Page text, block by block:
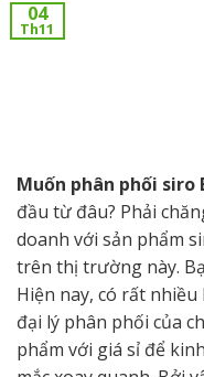
04
Th11
Muốn phân phối siro
đầu từ đâu? Phải
doanh với sản phẩm
trên thị trường này.
Hiện nay, có rất
đại lý phân phối của
phẩm với giá sỉ để